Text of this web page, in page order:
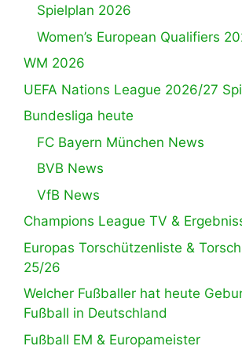
Spielplan 2026
Women’s European Qualifiers
WM 2026
UEFA Nations League 2026/27
Bundesliga heute
FC Bayern München News
BVB News
VfB News
Champions League TV &
Europas Torschützenliste &
25/26
Welcher Fußballer hat heute
Fußball in Deutschland
Fußball EM & Europameister